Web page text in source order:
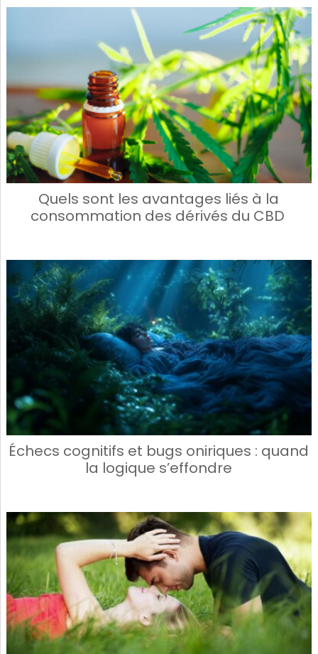
Quels sont les avantages liés à la
consommation des dérivés du CBD
Échecs cognitifs et bugs oniriques : quand
la logique s’effondre